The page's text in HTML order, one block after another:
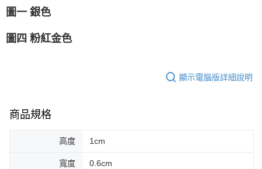
圖一 銀色
圖四 粉紅金色
顯示電腦版詳細說明
商品規格
高度 1cm
寬度 0.6cm